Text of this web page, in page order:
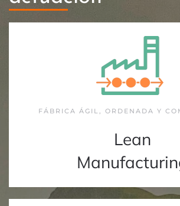
FÁBRICA ÁGIL, ORDENADA Y
Lean